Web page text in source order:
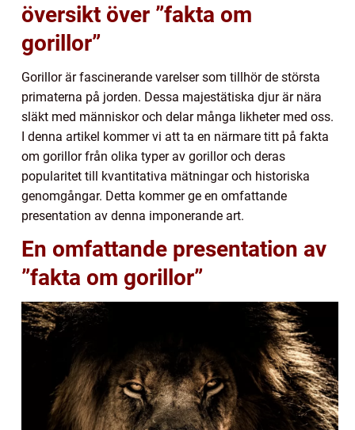
översikt över ”fakta om
gorillor”
Gorillor är fascinerande varelser som tillhör de största
primaterna på jorden. Dessa majestätiska djur är nära
släkt med människor och delar många likheter med oss.
I denna artikel kommer vi att ta en närmare titt på fakta
om gorillor från olika typer av gorillor och deras
popularitet till kvantitativa mätningar och historiska
genomgångar. Detta kommer ge en omfattande
presentation av denna imponerande art.
En omfattande presentation av
”fakta om gorillor”